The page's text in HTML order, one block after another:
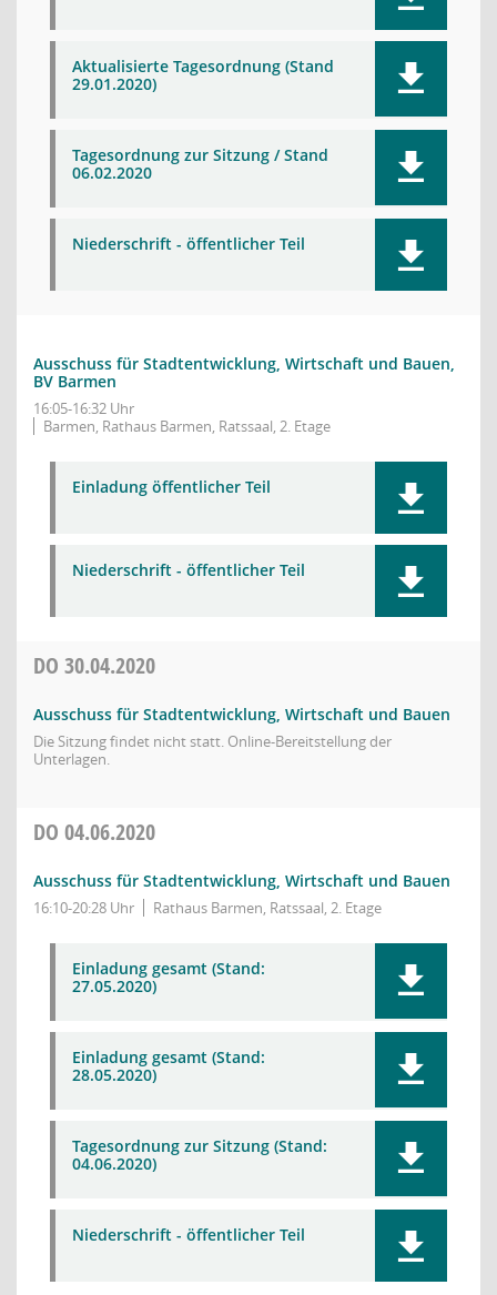
Aktualisierte Tagesordnung (Stand
29.01.2020)
Tagesordnung zur Sitzung / Stand
06.02.2020
Niederschrift - öffentlicher Teil
Ausschuss für Stadtentwicklung, Wirtschaft und Bauen,
BV Barmen
16:05-16:32 Uhr
Barmen, Rathaus Barmen, Ratssaal, 2. Etage
Einladung öffentlicher Teil
Niederschrift - öffentlicher Teil
DO 30.04.2020
Ausschuss für Stadtentwicklung, Wirtschaft und Bauen
Die Sitzung findet nicht statt. Online-Bereitstellung der
Unterlagen.
DO 04.06.2020
Ausschuss für Stadtentwicklung, Wirtschaft und Bauen
16:10-20:28 Uhr Rathaus Barmen, Ratssaal, 2. Etage
Einladung gesamt (Stand:
27.05.2020)
Einladung gesamt (Stand:
28.05.2020)
Tagesordnung zur Sitzung (Stand:
04.06.2020)
Niederschrift - öffentlicher Teil